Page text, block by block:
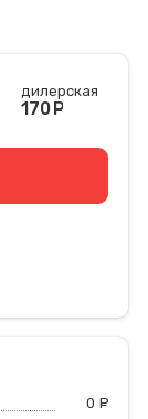
дилерская
170
0